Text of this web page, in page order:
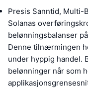
Presis Sanntid, Multi-
Solanas
belønningsbalanser
Denne tilnærmingen
under hyppig handel.
belønninger når som